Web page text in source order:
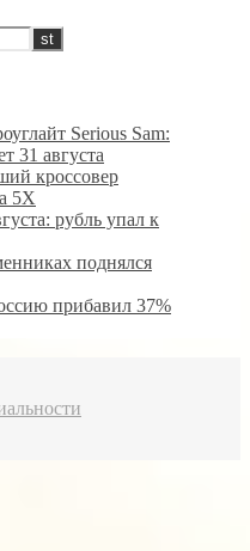
Serious Sam:
31 августа
кроссовер
5X
рубль упал к
поднялся
прибавил 37%